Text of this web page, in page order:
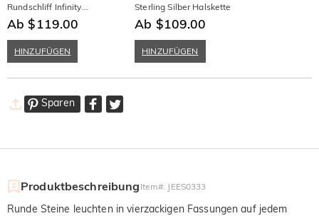
Rundschliff Infinity
Verlobungsring
Ab $119.00
HINZUFÜGEN
Sterling Silber Halskette
Ab $109.00
HINZUFÜGEN
Sparen
Produktbeschreibung Item#: JEES0333
Runde Steine leuchten in vierzackigen Fassungen auf jedem